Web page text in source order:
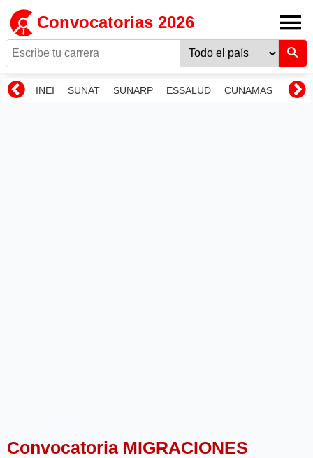
Convocatorias 2026
INEI SUNAT SUNARP ESSALUD CUNAMAS
Convocatoria MIGRACIONES